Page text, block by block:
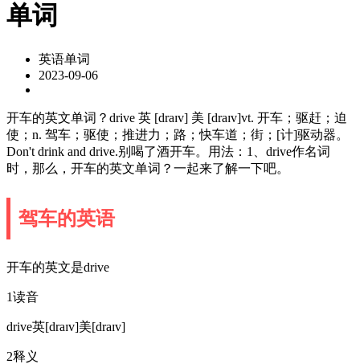
单词
英语单词
2023-09-06
开车的英文单词？drive 英 [draɪv] 美 [draɪv]vt. 开车；驱赶；迫
使；n. 驾车；驱使；推进力；路；快车道；街；[计]驱动器。
Don't drink and drive.别喝了酒开车。用法：1、drive作名词
时，那么，开车的英文单词？一起来了解一下吧。
驾车的英语
开车的英文是drive
1读音
drive英[draɪv]美[draɪv]
2释义